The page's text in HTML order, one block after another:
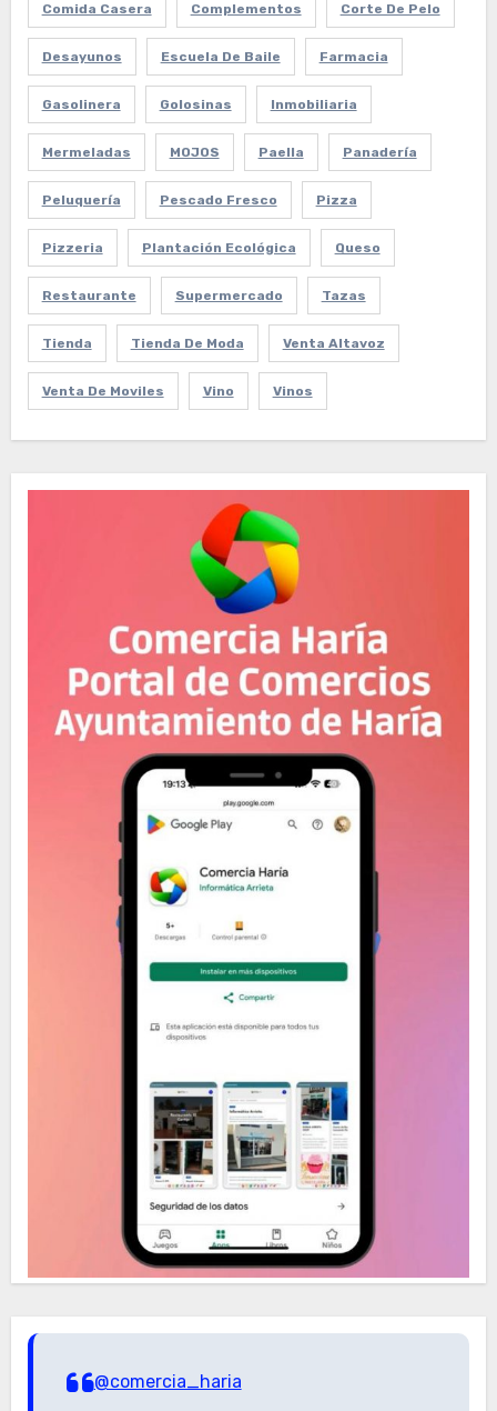
Comida Casera Complementos Corte De Pelo
Desayunos Escuela De Baile Farmacia
Gasolinera Golosinas Inmobiliaria
Mermeladas MOJOS Paella Panadería
Peluquería Pescado Fresco Pizza
Pizzeria Plantación Ecológica Queso
Restaurante Supermercado Tazas
Tienda Tienda De Moda Venta Altavoz
Venta De Moviles Vino Vinos
@comercia_haria